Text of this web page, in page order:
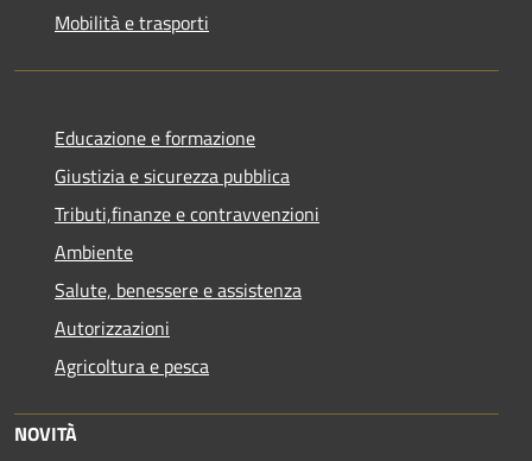
Mobilità e trasporti
Educazione e formazione
Giustizia e sicurezza pubblica
Tributi,finanze e contravvenzioni
Ambiente
Salute, benessere e assistenza
Autorizzazioni
Agricoltura e pesca
NOVITÀ